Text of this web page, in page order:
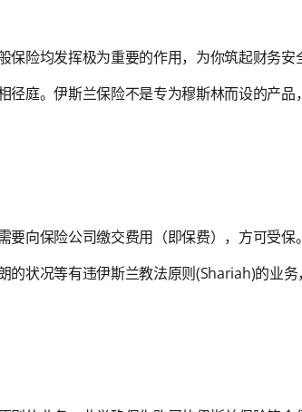
险均发挥极为重要的作用，为你筑起财务安
庭。伊斯兰保险不是专为穆斯林而设的产品
向保险公司缴交费用（即保费），方可受保。
状况等有违伊斯兰教法原则(Shariah)的业